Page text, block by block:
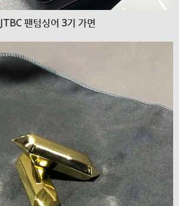
JTBC 팬텀싱어 3기 가면